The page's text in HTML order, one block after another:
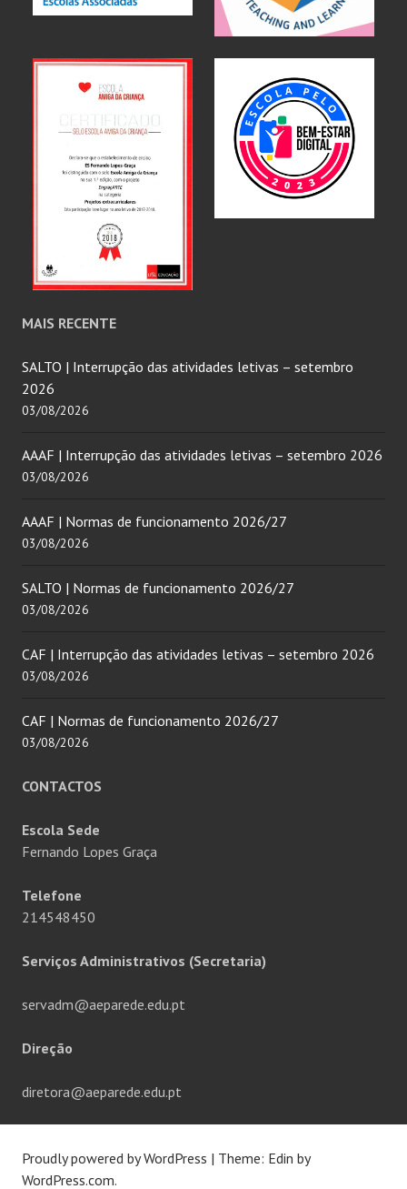
MAIS RECENTE
SALTO | Interrupção das atividades letivas – setembro
2026
03/08/2026
AAAF | Interrupção das atividades letivas – setembro 2026
03/08/2026
AAAF | Normas de funcionamento 2026/27
03/08/2026
SALTO | Normas de funcionamento 2026/27
03/08/2026
CAF | Interrupção das atividades letivas – setembro 2026
03/08/2026
CAF | Normas de funcionamento 2026/27
03/08/2026
CONTACTOS
Escola Sede
Fernando Lopes Graça
Telefone
214548450
Serviços Administrativos (Secretaria)
servadm@aeparede.edu.pt
Direção
diretora@aeparede.edu.pt
Proudly powered by WordPress | Theme: Edin by
WordPress.com.